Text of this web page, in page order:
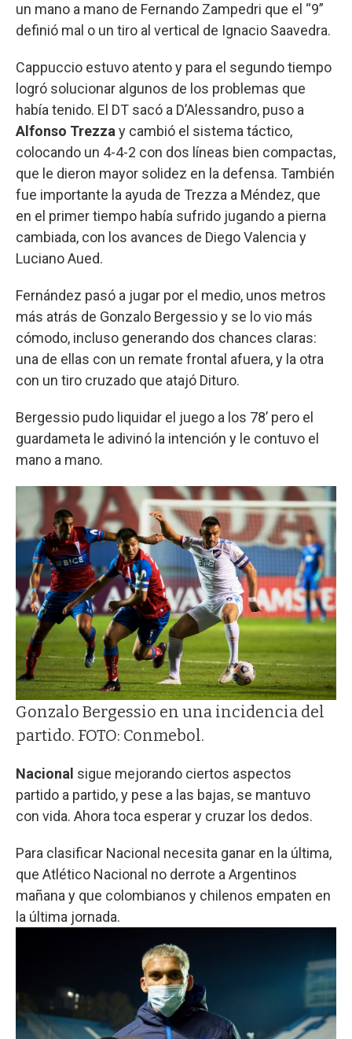
un mano a mano de Fernando Zampedri que el “9”
definió mal o un tiro al vertical de Ignacio Saavedra.
Cappuccio estuvo atento y para el segundo tiempo
logró solucionar algunos de los problemas que
había tenido. El DT sacó a D’Alessandro, puso a
Alfonso Trezza y cambió el sistema táctico,
colocando un 4-4-2 con dos líneas bien compactas,
que le dieron mayor solidez en la defensa. También
fue importante la ayuda de Trezza a Méndez, que
en el primer tiempo había sufrido jugando a pierna
cambiada, con los avances de Diego Valencia y
Luciano Aued.
Fernández pasó a jugar por el medio, unos metros
más atrás de Gonzalo Bergessio y se lo vio más
cómodo, incluso generando dos chances claras:
una de ellas con un remate frontal afuera, y la otra
con un tiro cruzado que atajó Dituro.
Bergessio pudo liquidar el juego a los 78’ pero el
guardameta le adivinó la intención y le contuvo el
mano a mano.
Gonzalo Bergessio en una incidencia del
partido. FOTO: Conmebol.
Nacional sigue mejorando ciertos aspectos
partido a partido, y pese a las bajas, se mantuvo
con vida. Ahora toca esperar y cruzar los dedos.
Para clasificar Nacional necesita ganar en la última,
que Atlético Nacional no derrote a Argentinos
mañana y que colombianos y chilenos empaten en
la última jornada.